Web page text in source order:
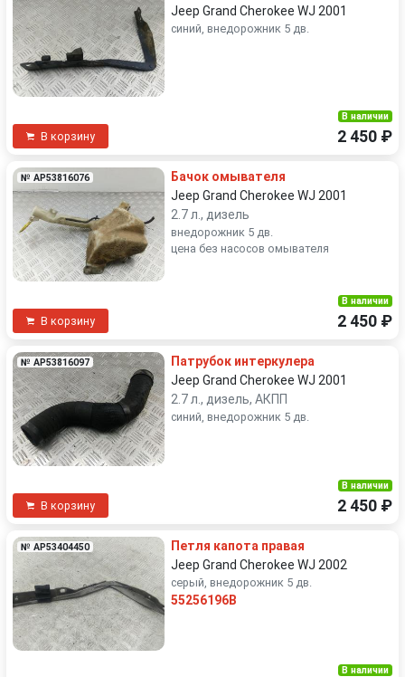
Jeep Grand Cherokee WJ 2001
синий, внедорожник 5 дв.
В корзину
В наличии
2 450 ₽
№ AP53816076
Бачок омывателя
Jeep Grand Cherokee WJ 2001
2.7 л., дизель
внедорожник 5 дв.
цена без насосов омывателя
В корзину
В наличии
2 450 ₽
№ AP53816097
Патрубок интеркулера
Jeep Grand Cherokee WJ 2001
2.7 л., дизель, АКПП
синий, внедорожник 5 дв.
В корзину
В наличии
2 450 ₽
№ AP53404450
Петля капота правая
Jeep Grand Cherokee WJ 2002
серый, внедорожник 5 дв.
55256196B
В наличии